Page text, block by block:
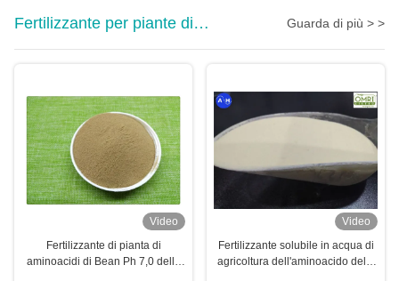
Fertilizzante per piante di
amminoacidi
Guarda di più > >
Video
Fertilizzante di pianta di
aminoacidi di Bean Ph 7,0 della
Video
Fertilizzante solubile in acqua di
agricoltura dell'aminoacido della